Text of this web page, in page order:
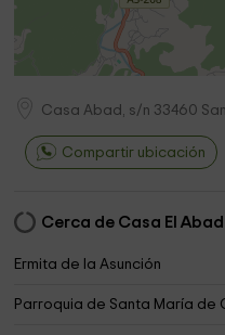
Casa Abad, s/n 33460
Compartir ubicación
Cerca de Casa El
Ermita de la Asunción
Parroquia de Santa María de